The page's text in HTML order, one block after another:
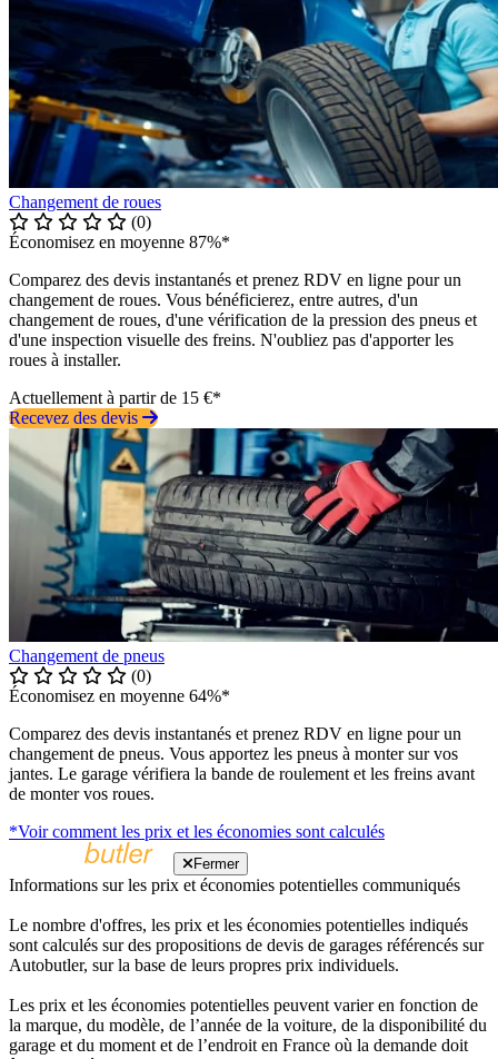
Changement de roues
(0)
Économisez en moyenne 87%*
Comparez des devis instantanés et prenez RDV en ligne pour un
changement de roues. Vous bénéficierez, entre autres, d'un
changement de roues, d'une vérification de la pression des pneus et
d'une inspection visuelle des freins. N'oubliez pas d'apporter les
roues à installer.
Actuellement à partir de 15 €*
Recevez des devis
Changement de pneus
(0)
Économisez en moyenne 64%*
Comparez des devis instantanés et prenez RDV en ligne pour un
changement de pneus. Vous apportez les pneus à monter sur vos
jantes. Le garage vérifiera la bande de roulement et les freins avant
de monter vos roues.
*Voir comment les prix et les économies sont calculés
Fermer
Informations sur les prix et économies potentielles communiqués
Le nombre d'offres, les prix et les économies potentielles indiqués
sont calculés sur des propositions de devis de garages référencés sur
Autobutler, sur la base de leurs propres prix individuels.
Les prix et les économies potentielles peuvent varier en fonction de
la marque, du modèle, de l’année de la voiture, de la disponibilité du
garage et du moment et de l’endroit en France où la demande doit